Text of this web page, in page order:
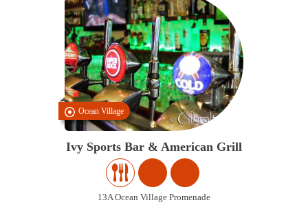
Ocean Village
Ivy Sports Bar & American Grill
13A Ocean Village Promenade